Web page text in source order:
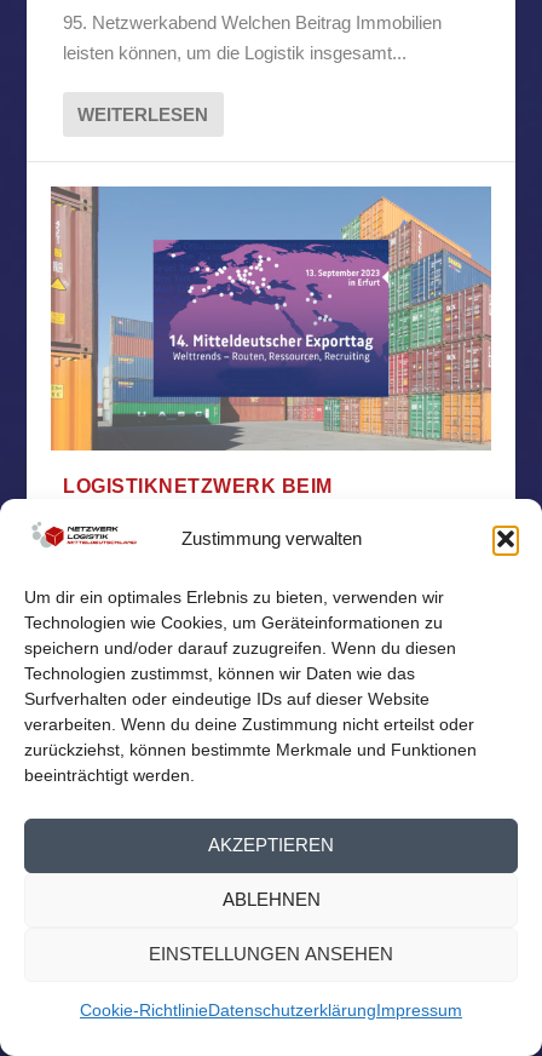
Zustimmung verwalten
Um dir ein optimales Erlebnis zu bieten, verwenden wir
Technologien wie Cookies, um Geräteinformationen zu
speichern und/oder darauf zuzugreifen. Wenn du diesen
Technologien zustimmst, können wir Daten wie das
Surfverhalten oder eindeutige IDs auf dieser Website
verarbeiten. Wenn du deine Zustimmung nicht erteilst oder
zurückziehst, können bestimmte Merkmale und Funktionen
beeinträchtigt werden.
AKZEPTIEREN
ABLEHNEN
EINSTELLUNGEN ANSEHEN
Cookie-RichtlinieDatenschutzerklärungImpressum
95. Netzwerkabend Welchen Beitrag Immobilien
leisten können, um die Logistik insgesamt...
WEITERLESEN
LOGISTIKNETZWERK BEIM
vonNetzwerk Logistik|Aug. 23, 2023 |Nachrichten
Logistiknetzwerk beim Mitteldeutschen Exporttag Am
13. September findet der 14. Mitteldeutsche...
WEITERLESEN